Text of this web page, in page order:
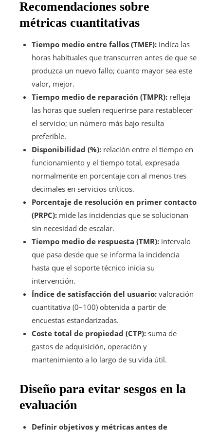
Recomendaciones sobre
métricas cuantitativas
Tiempo medio entre fallos (TMEF): indica las
horas habituales que transcurren antes de que se
produzca un nuevo fallo; cuanto mayor sea este
valor, mejor.
Tiempo medio de reparación (TMPR): refleja
las horas que suelen requerirse para restablecer
el servicio; un número más bajo resulta
preferible.
Disponibilidad (%): relación entre el tiempo en
funcionamiento y el tiempo total, expresada
normalmente en porcentaje con al menos tres
decimales en servicios críticos.
Porcentaje de resolución en primer contacto
(PRPC): mide las incidencias que se solucionan
sin necesidad de escalar.
Tiempo medio de respuesta (TMR): intervalo
que pasa desde que se informa la incidencia
hasta que el soporte técnico inicia su
intervención.
Índice de satisfacción del usuario: valoración
cuantitativa (0–100) obtenida a partir de
encuestas estandarizadas.
Coste total de propiedad (CTP): suma de
gastos de adquisición, operación y
mantenimiento a lo largo de su vida útil.
Diseño para evitar sesgos en la
evaluación
Definir objetivos y métricas antes de